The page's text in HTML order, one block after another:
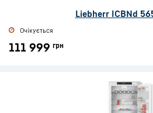
Liebherr ICBNd
Очікується
111 999 грн